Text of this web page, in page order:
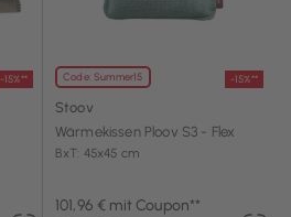
-15%** Code: Summer15 -15%**
Stoov
Wärmekissen Ploov S3 - Flex
BxT: 45x45 cm
101,96 € mit Coupon**